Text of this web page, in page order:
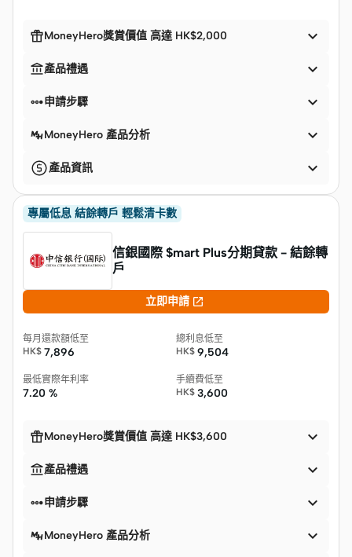
MoneyHero獎賞價值 高達 HK$2,000 
產品禮遇 
申請步驟 
MoneyHero 產品分析 
產品資訊 
專屬低息 結餘轉戶 輕鬆清卡數
信銀國際 $mart Plus分期貸款 - 結餘轉
戶
立即申請 
每月還款額低至
HK$ 7,896
總利息低至
HK$ 9,504
最低實際年利率
7.20 %
手續費低至
HK$ 3,600
MoneyHero獎賞價值 高達 HK$3,600 
產品禮遇 
申請步驟 
MoneyHero 產品分析 